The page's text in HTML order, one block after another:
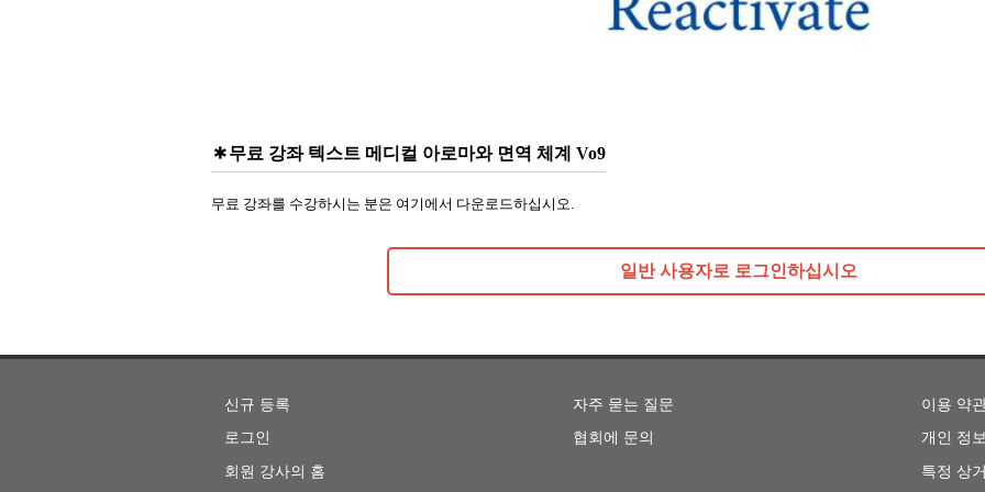
무료 강좌 텍스트 메디컬 아로마와 면역 체계 Vo9
무료 강좌를 수강하시는 분은 여기에서 다운로드하십시오.
일반 사용자로 로그인하십시오
신규 등록
로그인
회원 강사의 홈
자주 묻는 질문
협회에 문의
이용 약
개인 정
특정 상